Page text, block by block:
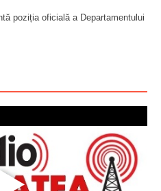
poziția oficială a Departamentului